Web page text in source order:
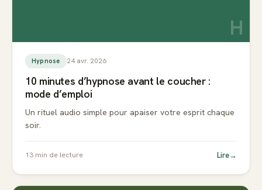
H
Hypnose 24 avr. 2026
10 minutes d’hypnose avant le coucher :
mode d’emploi
Un rituel audio simple pour apaiser votre esprit chaque
soir.
13 min de lecture Lire→